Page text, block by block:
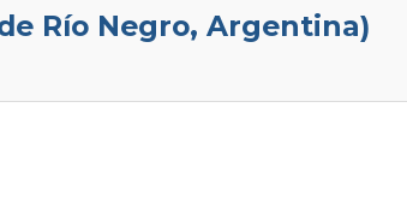
Río Negro, Argentina)